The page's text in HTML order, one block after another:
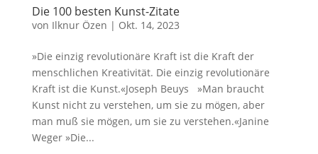
Die 100 besten Kunst-Zitate
von Ilknur Özen | Okt. 14, 2023
»Die einzig revolutionäre Kraft ist die Kraft der
menschlichen Kreativität. Die einzig revolutionäre
Kraft ist die Kunst.«Joseph Beuys »Man braucht
Kunst nicht zu verstehen, um sie zu mögen, aber
man muß sie mögen, um sie zu verstehen.«Janine
Weger »Die...